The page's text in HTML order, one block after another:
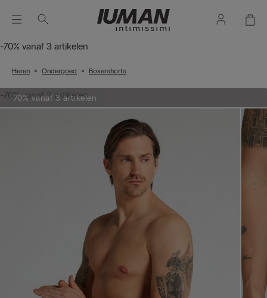
-70% vanaf 3 artikelen
Heren Ondergoed Boxershorts
-70% vanaf 3 artikelen
-70% vanaf 3 artikelen